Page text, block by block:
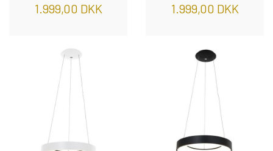
1.999,00 DKK 1.999,00 DKK